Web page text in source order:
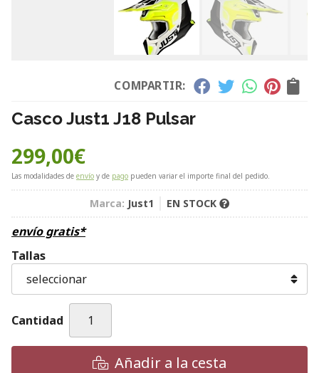
COMPARTIR:
Casco Just1 J18 Pulsar
299,00€
Las modalidades de envío y de pago pueden variar el importe final del pedido.
Marca: Just1 EN STOCK
envío gratis*
Tallas
Cantidad
Añadir a la cesta